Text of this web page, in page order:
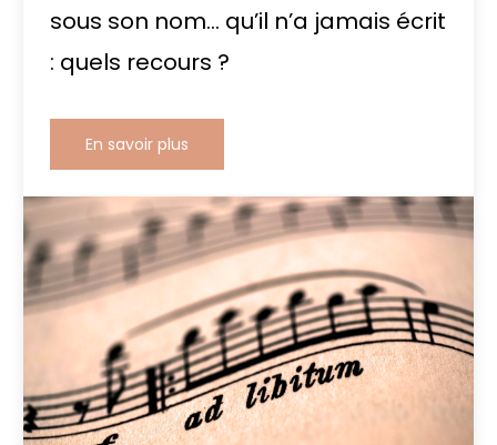
sous son nom… qu’il n’a jamais écrit
: quels recours ?
En savoir plus